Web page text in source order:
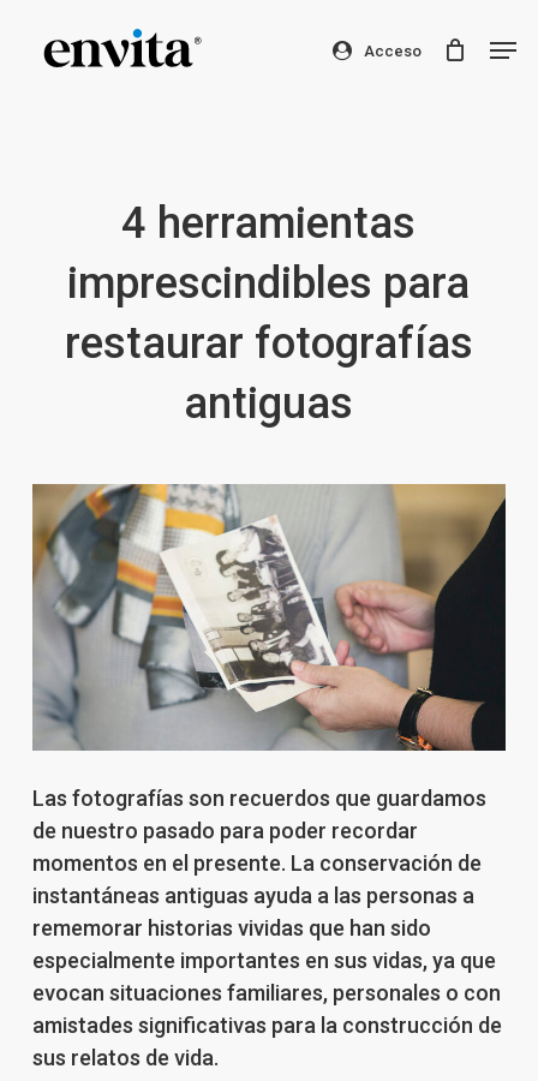
Acceso
4 herramientas
imprescindibles para
restaurar fotografías
antiguas
Las fotografías son recuerdos que guardamos
de nuestro pasado para poder recordar
momentos en el presente. La conservación de
instantáneas antiguas ayuda a las personas a
rememorar historias vividas que han sido
especialmente importantes en sus vidas, ya que
evocan situaciones familiares, personales o con
amistades significativas para la construcción de
sus relatos de vida.